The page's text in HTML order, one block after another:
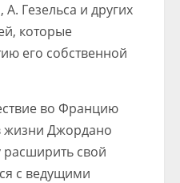
Гезельса и других
которые
его собственной
во Францию
жизни Джордано
свой
с ведущими